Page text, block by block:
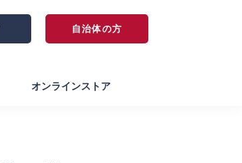
自治体の方
オンラインストア